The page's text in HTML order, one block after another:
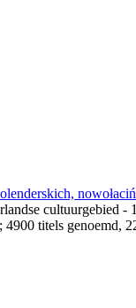
cultuurgebied -
titels genoemd,